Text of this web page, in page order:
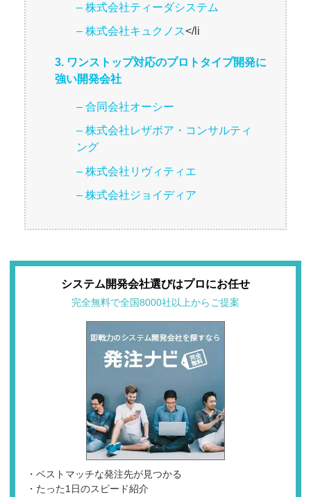
– 株式会社ティーダシステム
– 株式会社キュクノス</li
3. ワンストップ対応のプロトタイプ開発に
強い開発会社
– 合同会社オーシー
– 株式会社レザボア・コンサルティ
ング
– 株式会社リヴィティエ
– 株式会社ジョイディア
システム開発会社選びはプロにお任せ
完全無料で全国8000社以上からご提案
・ベストマッチな発注先が見つかる
・たった1日のスピード紹介